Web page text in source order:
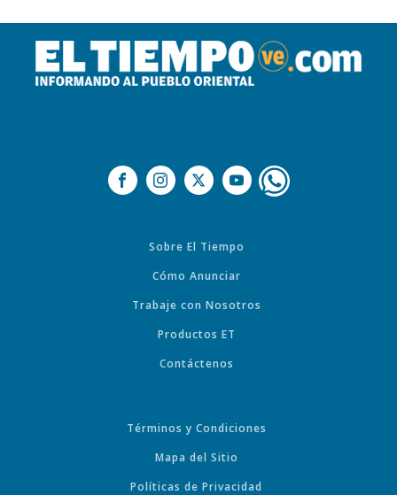
Sobre El Tiempo
Cómo Anunciar
Trabaje con Nosotros
Productos ET
Contáctenos
Términos y Condiciones
Mapa del Sitio
Políticas de Privacidad